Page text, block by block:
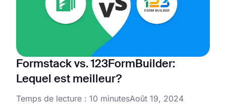
Formstack vs. 123FormBuilder:
Lequel est meilleur?
Temps de lecture : 10 minutesAoût 19, 2024